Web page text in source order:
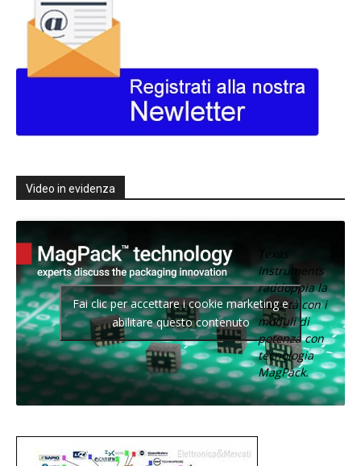
Video in evidenza
Texas
Instruments
raddoppia la
densità con i
moduli di
potenza con
tecnologia
MagPack.
Fai clic per accettare i cookie marketing e
abilitare questo contenuto